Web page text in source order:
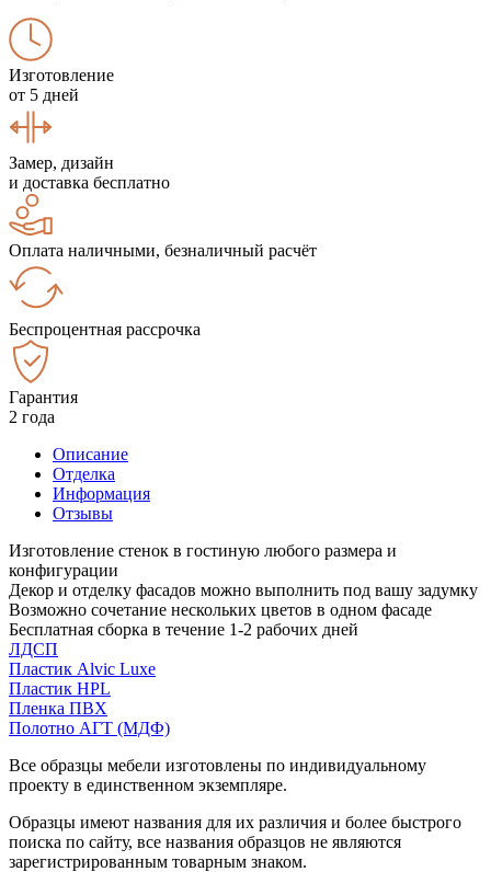
Изготовление
от 5 дней
Замер, дизайн
и доставка бесплатно
Оплата наличными, безналичный расчёт
Беспроцентная рассрочка
Гарантия
2 года
Описание
Отделка
Информация
Отзывы
Изготовление стенок в гостиную любого размера и
конфигурации
Декор и отделку фасадов можно выполнить под вашу задумку
Возможно сочетание нескольких цветов в одном фасаде
Бесплатная сборка в течение 1-2 рабочих дней
ЛДСП
Пластик Alvic Luxe
Пластик HPL
Пленка ПВХ
Полотно АГТ (МДФ)
Все образцы мебели изготовлены по индивидуальному
проекту в единственном экземпляре.
Образцы имеют названия для их различия и более быстрого
поиска по сайту, все названия образцов не являются
зарегистрированным товарным знаком.